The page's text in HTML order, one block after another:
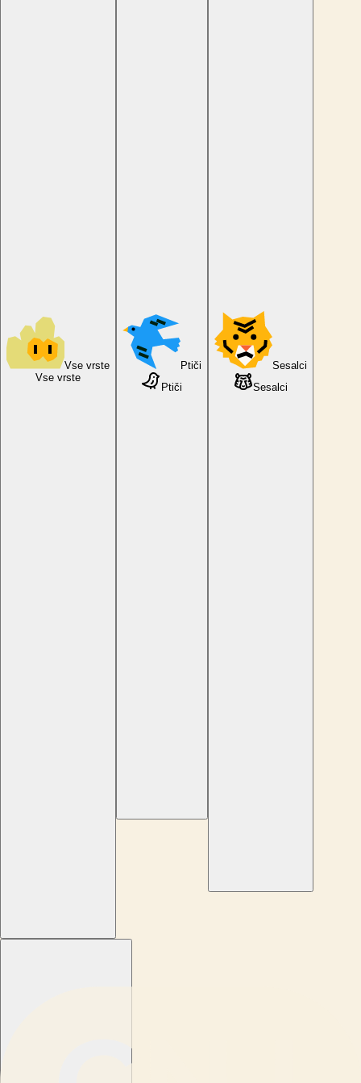
Vse vrste
Vse vrste
Ptiči
Ptiči
Sesalci
Sesalci